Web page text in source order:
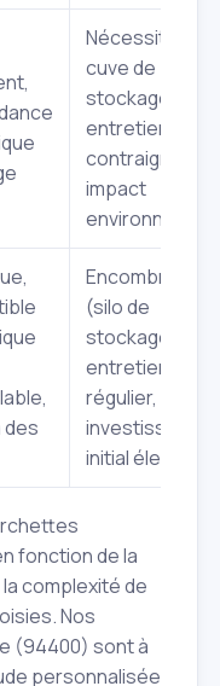
Nécessite une
cuve de
stockage,
entretien plus
contraignant,
impact
des
(silo de
stockage),
entretien
régulier,
initial élevé.
fonction de la
complexité de
Nos
(94400) sont à
personnalisée